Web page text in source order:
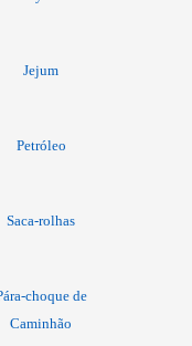
Jejum
Petróleo
Saca-rolhas
choque de
Caminhão